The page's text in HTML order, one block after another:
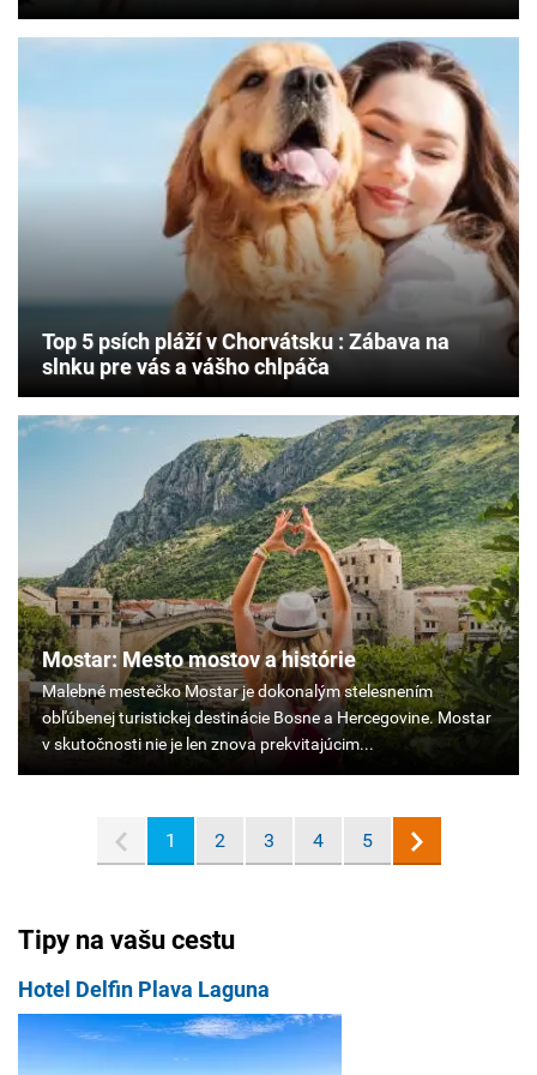
Top 5 psích pláží v Chorvátsku : Zábava na
slnku pre vás a vášho chlpáča
Mostar: Mesto mostov a histórie
Malebné
mestečko
Mostar
a
Hercegovine.
v
skutočnosti
1 2 3 4 5
Tipy na vašu cestu
Hotel Delfin Plava Laguna